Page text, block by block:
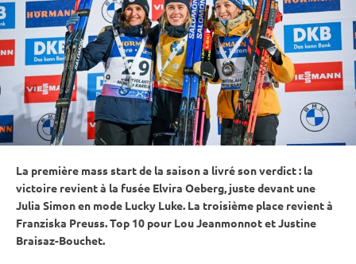
La première mass startde la saison a livré son verdict : la
victoire revient à la fusée Elvira Oeberg, juste devant une
Julia Simon en mode Lucky Luke. La troisième place revient à
Franziska Preuss. Top 10 pour Lou Jeanmonnot et Justine
Braisaz-Bouchet.